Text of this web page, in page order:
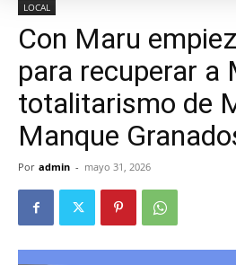
LOCAL
Con Maru
para recuperar a
totalitarismo de
Manque
Por admin - mayo 31, 2026